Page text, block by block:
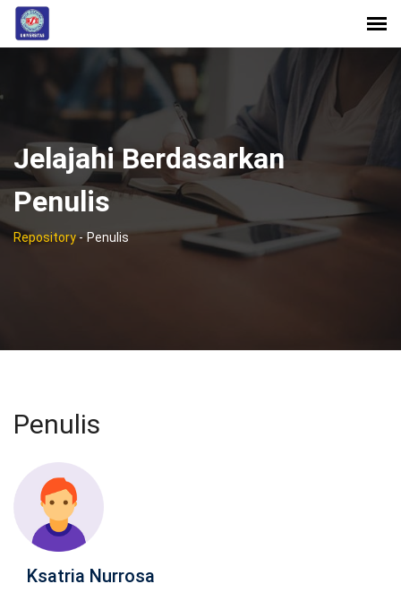
Jelajahi Berdasarkan
Penulis
Repository- Penulis
Penulis
Ksatria Nurrosa